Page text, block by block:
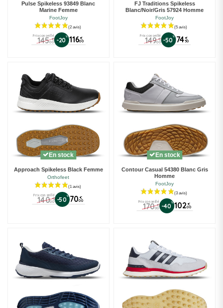
Pulse Spikeless 93849 Blanc
Marine Femme
FootJoy
Prix conseillé
145 €
00 -20% 116 €
00
FJ Traditions Spikeless
Blanc/Noir/Gris 57924 Homme
FootJoy
Prix conseillé
149 €
00 -50% 74 €
50
En stock
Approach Spikeless Black Femme
Orthofeet
Prix conseillé
140 €
00 -50 % 70 €
00
En stock
Contour Casual 54380 Blanc Gris
Homme
FootJoy
Prix conseillé
170 €
00 -40 % 102 €
00